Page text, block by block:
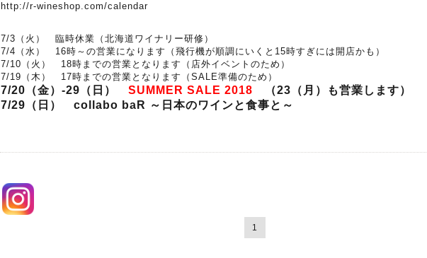
http://r-wineshop.com/calendar
7/3（火） 臨時休業（北海道ワイナリー研修）
7/4（水） 16時～の営業になります（飛行機が順調にいくと15時すぎには開店かも）
7/10（火） 18時までの営業となります（店外イベントのため）
7/19（木） 17時までの営業となります（SALE準備のため）
7/20（金）-29（日） SUMMER SALE 2018 （23（月）も営業します）
7/29（日） collabo baR ～日本のワインと食事と～
1